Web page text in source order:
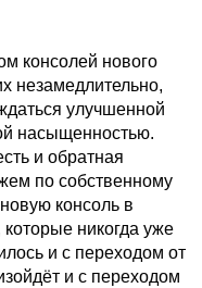
консолей нового
незамедлительно,
улучшенной
насыщенностью.
и обратная
по собственному
консоль в
никогда уже
и с переходом от
и с переходом